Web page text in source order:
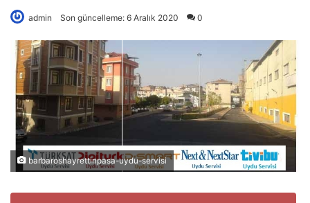
admin Son güncelleme: 6 Aralık 2020 0
barbaroshayrettinpasa-uydu-servisi